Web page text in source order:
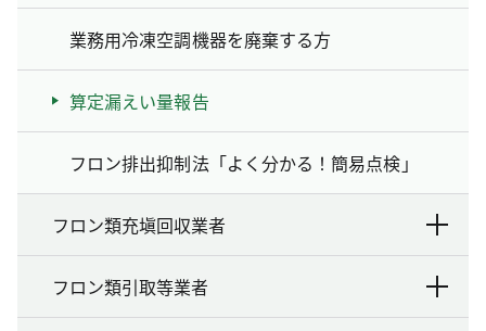
業務用冷凍空調機器を廃棄する方
算定漏えい量報告
フロン排出抑制法「よく分かる！簡易点検」
フロン類充塡回収業者
フロン類引取等業者